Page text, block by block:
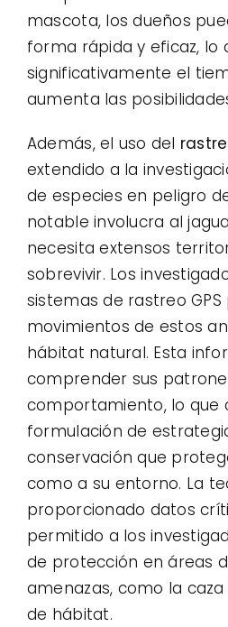
mascota, los dueños
forma rápida y eficaz, lo
significativamente el
aumenta las
Además, el uso del
extendido a la
de especies en peligro
notable involucra al
necesita extensos
sobrevivir. Los
sistemas de rastreo
movimientos de estos
hábitat natural. Esta
comprender sus
comportamiento, lo que
formulación de
conservación que
como a su entorno. La
proporcionado datos
permitido a los
de protección en áreas
amenazas, como la
de hábitat.